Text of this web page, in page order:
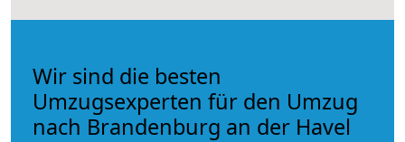
Wir sind die besten
Umzugsexperten für den Umzug
nach Brandenburg an der Havel